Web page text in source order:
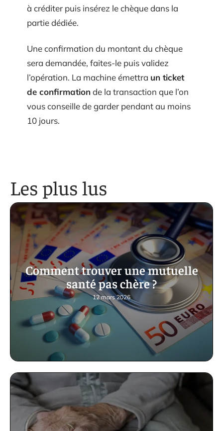
à créditer puis insérez le chèque dans la
partie dédiée.
Une confirmation du montant du chèque
sera demandée, faites-le puis validez
l’opération. La machine émettra un ticket
de confirmationde la transaction que l’on
vous conseille de garder pendant au moins
10 jours.
Les plus lus
Comment trouver une mutuelle
santé pas chère ?
12 mars 2026